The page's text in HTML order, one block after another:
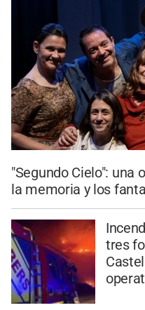
"Segundo Cielo": una
la memoria y los
tres